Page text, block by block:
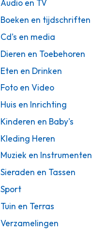
Audio en TV
Boeken en tijdschriften
Cd's en media
Dieren en Toebehoren
Eten en Drinken
Foto en Video
Huis en Inrichting
Kinderen en Baby's
Kleding Heren
Muziek en Instrumenten
Sieraden en Tassen
Sport
Tuin en Terras
Verzamelingen